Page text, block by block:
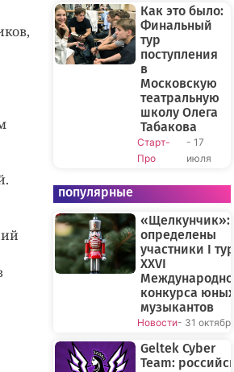
Как это было:
Финальный
тур
поступления
в
Московскую
театральную
школу Олега
Табакова
Старт-
Про
- 17
июля
популярные
«Щелкунчик»:
определены
участники I
XXVI
конкурса юных
музыкантов
Новости- 31
Geltek Cyber
Team: